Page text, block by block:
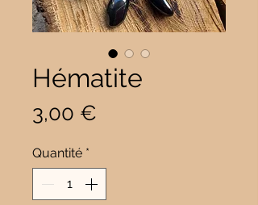
Hématite
3,00 €
Quantité *